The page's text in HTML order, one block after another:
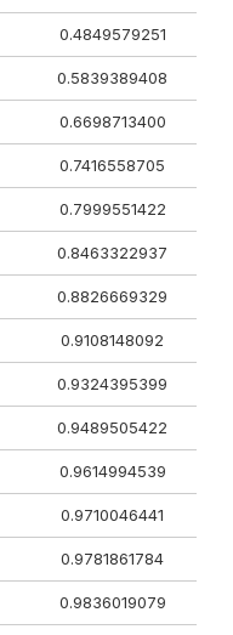
0.4849579251
0.5839389408
0.6698713400
0.7416558705
0.7999551422
0.8463322937
0.8826669329
0.9108148092
0.9324395399
0.9489505422
0.9614994539
0.9710046441
0.9781861784
0.9836019079